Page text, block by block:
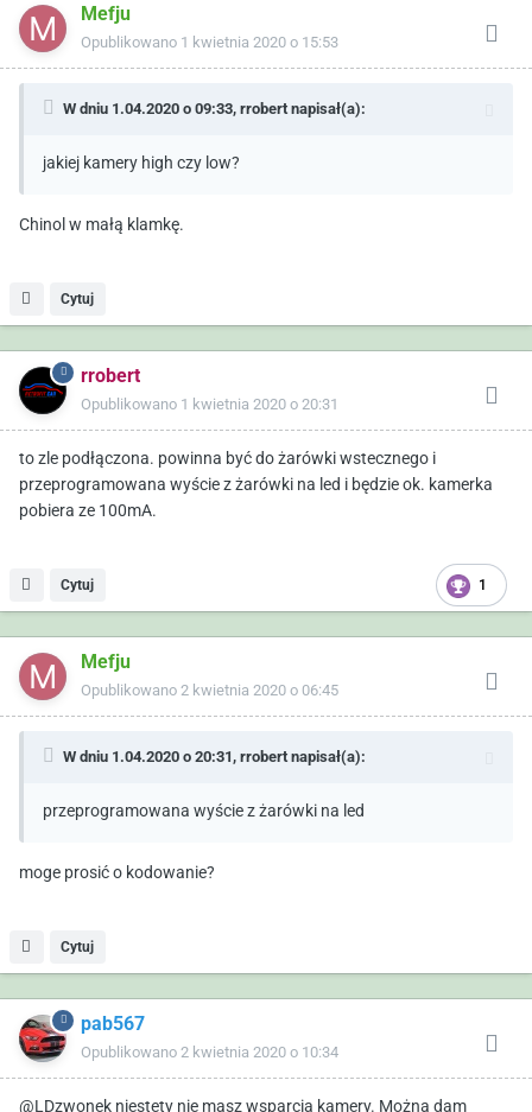
Mefju
Opublikowano 1 kwietnia 2020 o 15:53
W dniu 1.04.2020 o 09:33, rrobertnapisał(a):
jakiej kamery high czy low?
Chinol w małą klamkę.
Cytuj
rrobert
Opublikowano 1 kwietnia 2020 o 20:31
to zle podłączona. powinna być do żarówki wstecznego i
przeprogramowana wyście z żarówki na led i będzie ok. kamerka
pobiera ze 100mA.
1
Cytuj
Mefju
Opublikowano 2 kwietnia 2020 o 06:45
W dniu 1.04.2020 o 20:31, rrobertnapisał(a):
przeprogramowana wyście z żarówki na led
moge prosić o kodowanie?
Cytuj
pab567
Opublikowano 2 kwietnia 2020 o 10:34
@LDzwonek niestety nie masz wsparcia kamery. Można dam